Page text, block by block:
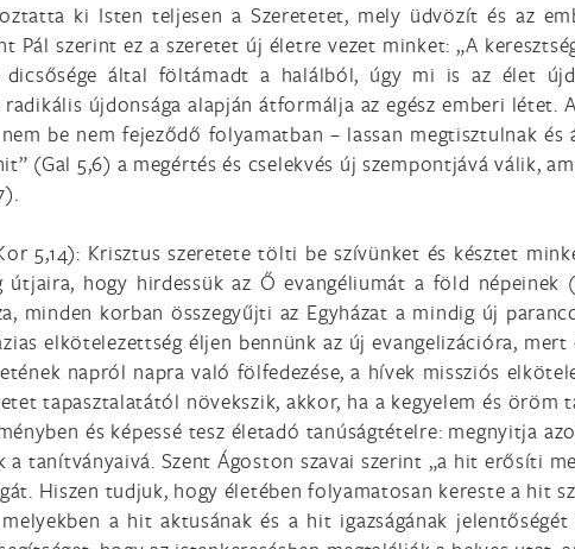
ki Isten teljesen a Szeretetet, mely üdvözít és az
Pál szerint ez a szeretet új életre vezet minket: „A
által föltámadt a halálból, úgy mi is az élet
újdonsága alapján átformálja az egész emberi létet.
be nem fejeződő folyamatban – lassan megtisztulnak és
(Gal 5,6) a megértés és cselekvés új szempontjává válik,
5,14): Krisztus szeretete tölti be szívünket és késztet
hogy hirdessük az Ő evangéliumát a föld népeinek
minden korban összegyűjti az Egyházat a mindig új
elkötelezettség éljen bennünk az új evangelizációra,
napról napra való fölfedezése, a hívek missziós
tapasztalatától növekszik, akkor, ha a kegyelem és öröm
és képessé tesz életadó tanúságtételre: megnyitja
a tanítványaivá. Szent Ágoston szavai szerint „a hit erősíti
Hiszen tudjuk, hogy életében folyamatosan kereste a hit
a hit aktusának és a hit igazságának